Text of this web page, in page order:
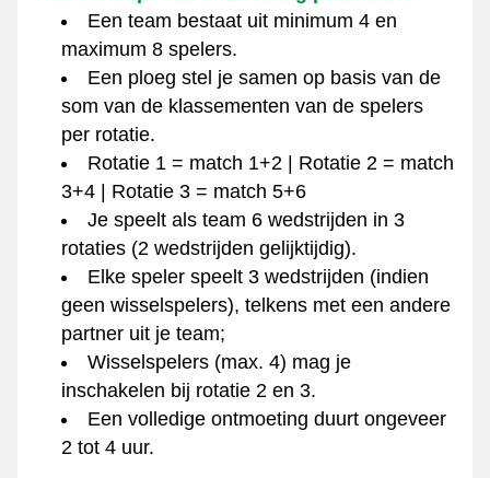
Een team bestaat uit minimum 4 en
maximum 8 spelers.
Een ploeg stel je samen op basis van de
som van de klassementen van de spelers
per rotatie.
Rotatie 1 = match 1+2 | Rotatie 2 = match
3+4 | Rotatie 3 = match 5+6
Je speelt als team 6 wedstrijden in 3
rotaties (2 wedstrijden gelijktijdig).
Elke speler speelt 3 wedstrijden (indien
geen wisselspelers), telkens met een andere
partner uit je team;
Wisselspelers (max. 4) mag je
inschakelen bij rotatie 2 en 3.
Een volledige ontmoeting duurt ongeveer
2 tot 4 uur.